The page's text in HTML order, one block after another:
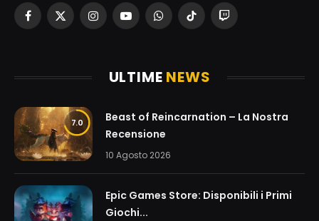
Facebook
X
InstagramYouTubeWhatsAppTikTokTwitch
ULTIME NEWS
7.0
Beast of Reincarnation – La Nostra
Recensione
10 Agosto 2026
Epic Games Store: Disponibili i Primi
Giochi...